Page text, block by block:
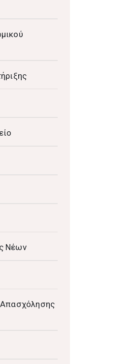
Νέων
Απασχόλησης